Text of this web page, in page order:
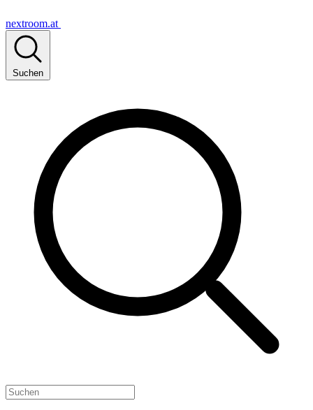
nextroom.at
Suchen